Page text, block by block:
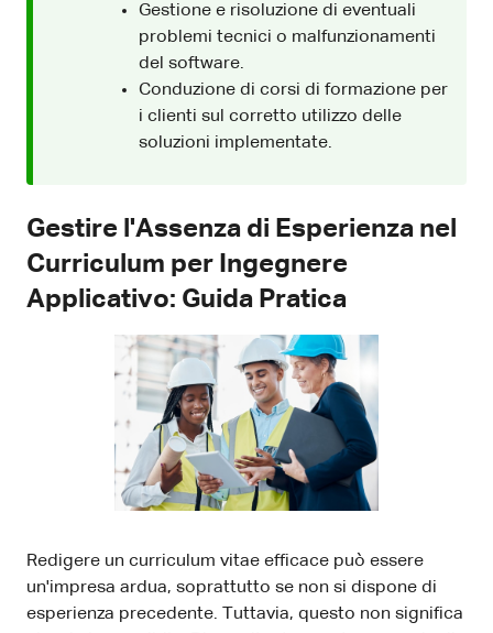
Gestione e risoluzione di eventuali
problemi tecnici o malfunzionamenti
del software.
Conduzione di corsi di formazione per
i clienti sul corretto utilizzo delle
soluzioni implementate.
Gestire l'Assenza di Esperienza nel
Curriculum per Ingegnere
Applicativo: Guida Pratica
Redigere un curriculum vitae efficace può essere
un'impresa ardua, soprattutto se non si dispone di
esperienza precedente. Tuttavia, questo non significa